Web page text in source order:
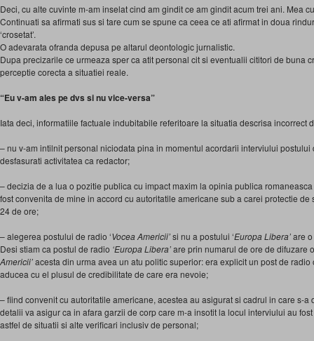
Deci, cu alte cuvinte m-am inselat cind am gindit ce am gindit acum trei ani. Mea
Continuati sa afirmati sus si tare cum se spune ca ceea ce ati afirmat in doua
‘crosetat’.
O adevarata ofranda depusa pe altarul deontologic jurnalistic.
Dupa precizarile ce urmeaza sper ca atit personal cit si eventualii cititori de buna
perceptie corecta a situatiei reale.
“Eu v-am ales pe dvs si nu vice-versa”
Iata deci, informatiile factuale indubitabile referitoare la situatia descrisa incorrect
– nu v-am intilnit personal niciodata pina in momentul acordarii interviului
desfasurati activitatea ca redactor;
– decizia de a lua o pozitie publica cu impact maxim la opinia publica
fost convenita de mine in accord cu autoritatile americane sub a carei protectie
24 de ore;
– alegerea postului de radio ‘Vocea Americii’si nu a postului ‘Europa Libera’are
Desi stiam ca postul de radio ‘Europa Libera’are prin numarul de ore de difuzare
Americii’acesta din urma avea un atu politic superior: era explicit un post de
aducea cu el plusul de credibilitate de care era nevoie;
– fiind convenit cu autoritatile americane, acestea au asigurat si cadrul in care s-a
detalii va asigur ca in afara garzii de corp care m-a insotit la locul interviului au
astfel de situatii si alte verificari inclusiv de personal;